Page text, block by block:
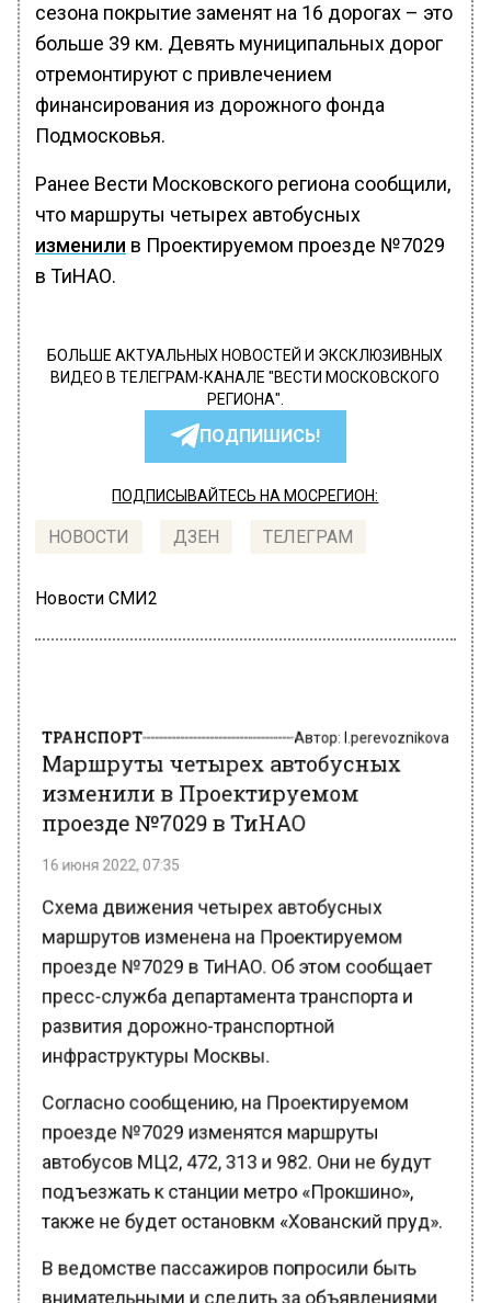
сезона покрытие заменят на 16 дорогах – это
больше 39 км. Девять муниципальных дорог
отремонтируют с привлечением
финансирования из дорожного фонда
Подмосковья.
Ранее Вести Московского региона сообщили,
что маршруты четырех автобусных
изменили в Проектируемом проезде №7029
в ТиНАО.
БОЛЬШЕ АКТУАЛЬНЫХ НОВОСТЕЙ И ЭКСКЛЮЗИВНЫХ
ВИДЕО В ТЕЛЕГРАМ-КАНАЛЕ "ВЕСТИ МОСКОВСКОГО
РЕГИОНА".
ПОДПИШИСЬ!
ПОДПИСЫВАЙТЕСЬ НА МОСРЕГИОН:
НОВОСТИ ДЗЕН ТЕЛЕГРАМ
Новости СМИ2
Маршруты четырех автобусных
изменили в Проектируемом
проезде №7029 в ТиНАО
маршрутов изменена на Проектируемом
проезде №7029 в ТиНАО. Об этом сообщает
пресс-служба департамента транспорта и
развития дорожно-транспортной
инфраструктуры Москвы.
Согласно сообщению, на Проектируемом
проезде №7029 изменятся маршруты
автобусов МЦ2, 472, 313 и 982. Они не будут
подъезжать к станции метро «Прокшино»,
также не будет остановкм «Хованский пруд».
В ведомстве пассажиров попросили быть
внимательными и следить за объявлениями